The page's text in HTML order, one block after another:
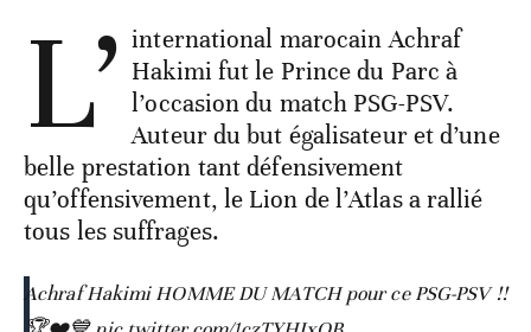
L’ international marocain Achraf
Hakimi fut le Prince du Parc à
l’occasion du match PSG-PSV.
Auteur du but égalisateur et d’une
belle prestation tant défensivement
qu’offensivement, le Lion de l’Atlas a rallié
tous les suffrages.
Achraf Hakimi HOMME DU MATCH pour ce PSG-PSV !!